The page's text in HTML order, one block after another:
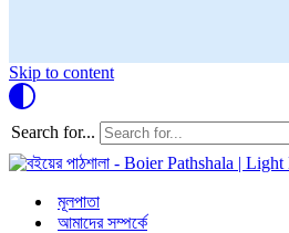
Skip to content
Search for...
মূলপাতা
আমাদের সম্পর্কে